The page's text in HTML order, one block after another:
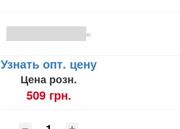
(0)
Узнать опт. цену
Цена розн.
509 грн.